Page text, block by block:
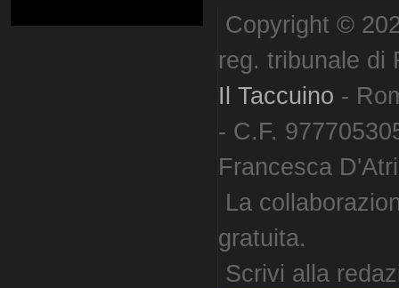
Copyright ©
reg. tribunale di
Il Taccuino -
- C.F.
Francesca
La
gratuita.
Scrivi alla